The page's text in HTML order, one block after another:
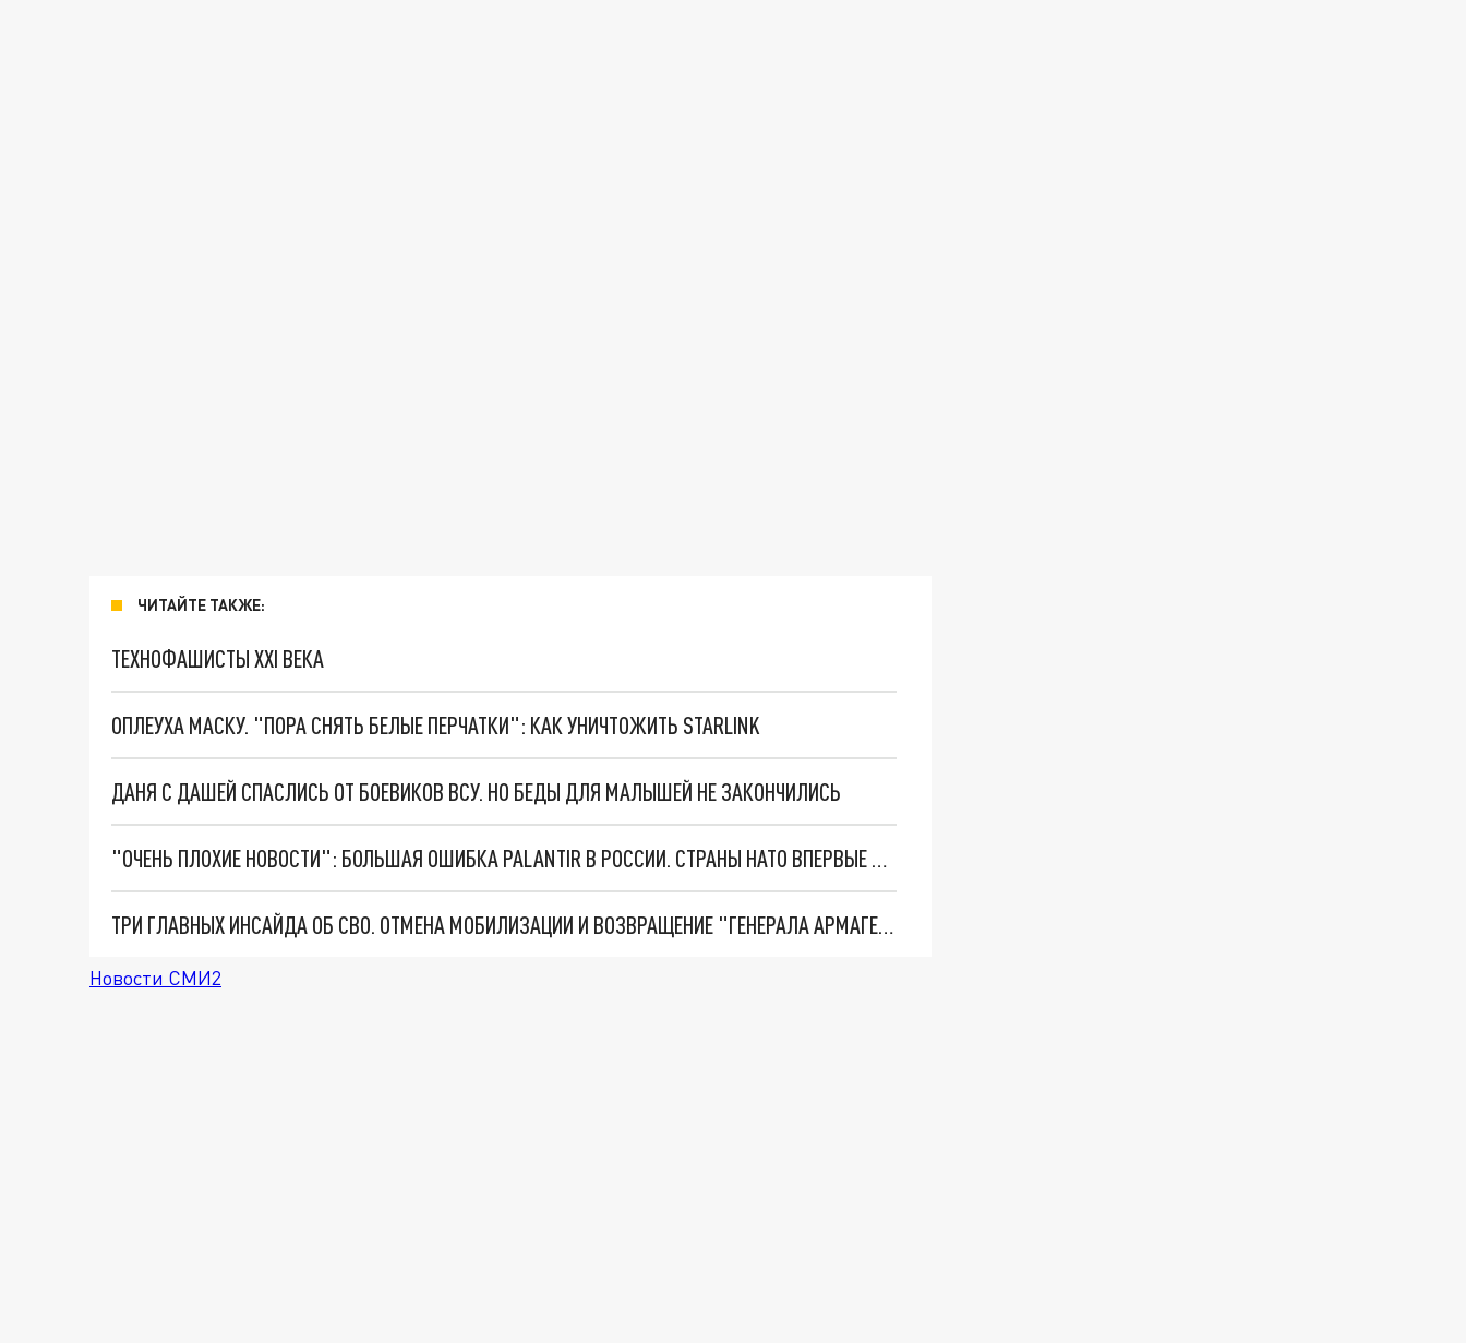
ЧИТАЙТЕ ТАКЖЕ:
ТЕХНОФАШИСТЫ XXI ВЕКА
ОПЛЕУХА МАСКУ. "ПОРА СНЯТЬ БЕЛЫЕ ПЕРЧАТКИ": КАК УНИЧТОЖИТЬ STARLINK
ДАНЯ С ДАШЕЙ СПАСЛИСЬ ОТ БОЕВИКОВ ВСУ. НО БЕДЫ ДЛЯ МАЛЫШЕЙ НЕ ЗАКОНЧИЛИСЬ
"ОЧЕНЬ ПЛОХИЕ НОВОСТИ": БОЛЬШАЯ ОШИБКА PALANTIR В РОССИИ. СТРАНЫ НАТО ВПЕРВЫЕ ЗА СВО ОСТАНОВИЛИ ПОСТАВКИ ОРУЖИЯ. ВСУ ТЕРЯЮТ ПРИГРАНИЧЬЕ?
ТРИ ГЛАВНЫХ ИНСАЙДА ОБ СВО. ОТМЕНА МОБИЛИЗАЦИИ И ВОЗВРАЩЕНИЕ "ГЕНЕРАЛА АРМАГЕДДОНА"? ОТЛИЧНЫЕ НОВОСТИ, КОТОРЫЕ ЖДАЛИ ВСЕ
Новости СМИ2